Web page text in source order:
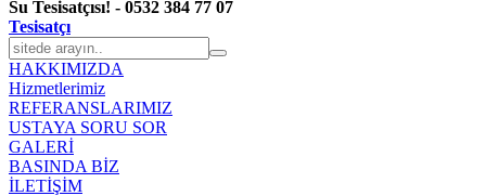
Su Tesisatçısı! - 0532 384 77 07
Tesisatçı
HAKKIMIZDA
Hizmetlerimiz
REFERANSLARIMIZ
USTAYA SORU SOR
GALERİ
BASINDA BİZ
İLETİŞİM